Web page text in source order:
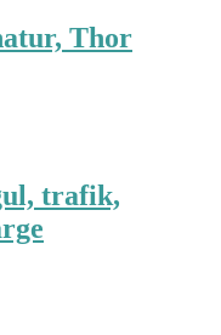
Thor
trafik,